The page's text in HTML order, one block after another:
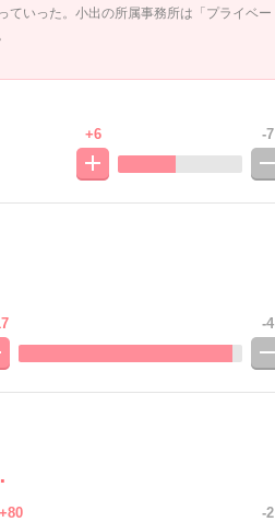
ていった。小出の所属事務所は「プライベー
+6 -7
-4
+80 -2